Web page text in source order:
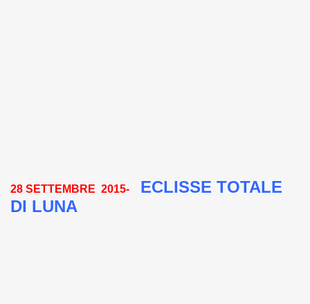
28 SETTEMBRE 2015- ECLISSE TOTALE
DI LUNA